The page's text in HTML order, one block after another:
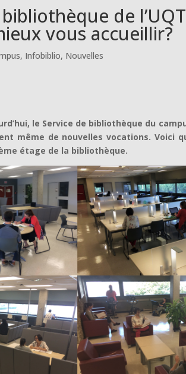
de
vous accueillir?
, Infobiblio, Nouvelles
le Service de bibliothèque du
même de nouvelles vocations. Voici
étage de la bibliothèque.